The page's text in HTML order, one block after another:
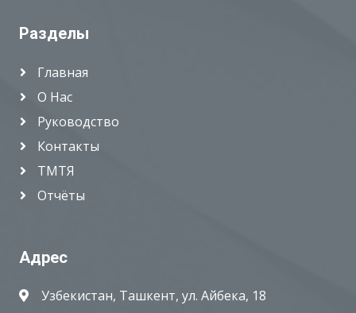
Разделы
Главная
О Нас
Руководство
Контакты
ТМТЯ
Отчёты
Адрес
Узбекистан, Ташкент, ул. Айбека, 18